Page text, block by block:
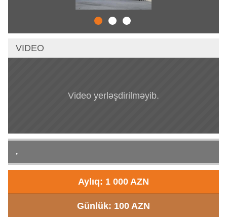
VIDEO
Video yerləşdirilməyib.
,
Aylıq: 1 000 AZN
Günlük: 100 AZN